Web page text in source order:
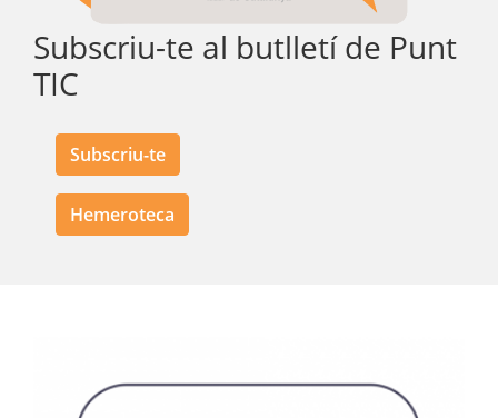
Subscriu-te al butlletí de Punt
TIC
Subscriu-te
Hemeroteca